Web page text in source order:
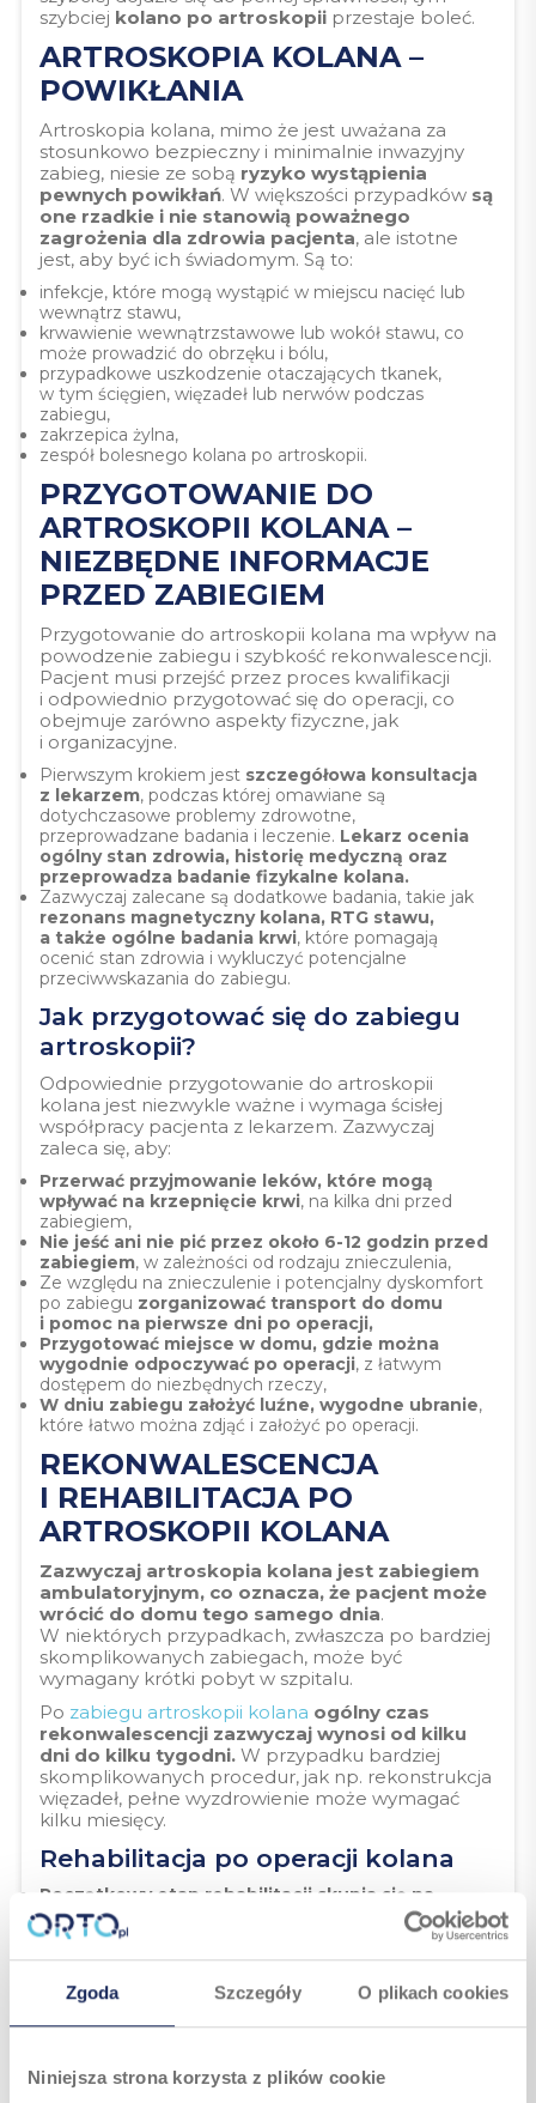
Zgoda Szczegóły O plikach cookies
Niniejsza strona korzysta z plików cookie
szybciej kolano po artroskopii przestaje boleć.
ARTROSKOPIA KOLANA –
POWIKŁANIA
Artroskopia kolana, mimo że jest uważana za
stosunkowo bezpieczny i minimalnie inwazyjny
zabieg, niesie ze sobą ryzyko wystąpienia
pewnych powikłań. W większości przypadków są
one rzadkie i nie stanowią poważnego
zagrożenia dla zdrowia pacjenta, ale istotne
jest, aby być ich świadomym. Są to:
infekcje, które mogą wystąpić w miejscu nacięć lub
wewnątrz stawu,
krwawienie wewnątrzstawowe lub wokół stawu, co
może prowadzić do obrzęku i bólu,
przypadkowe uszkodzenie otaczających tkanek,
w tym ścięgien, więzadeł lub nerwów podczas
zabiegu,
zakrzepica żylna,
zespół bolesnego kolana po artroskopii.
PRZYGOTOWANIE DO
ARTROSKOPII KOLANA –
NIEZBĘDNE INFORMACJE
PRZED ZABIEGIEM
Przygotowanie do artroskopii kolana ma wpływ na
powodzenie zabiegu i szybkość rekonwalescencji.
Pacjent musi przejść przez proces kwalifikacji
i odpowiednio przygotować się do operacji, co
obejmuje zarówno aspekty fizyczne, jak
i organizacyjne.
Pierwszym krokiem jest szczegółowa konsultacja
z lekarzem, podczas której omawiane są
dotychczasowe problemy zdrowotne,
przeprowadzane badania i leczenie. Lekarz ocenia
ogólny stan zdrowia, historię medyczną oraz
przeprowadza badanie fizykalne kolana.
Zazwyczaj zalecane są dodatkowe badania, takie jak
rezonans magnetyczny kolana, RTG stawu,
a także ogólne badania krwi, które pomagają
ocenić stan zdrowia i wykluczyć potencjalne
przeciwwskazania do zabiegu.
Jak przygotować się do zabiegu
artroskopii?
Odpowiednie przygotowanie do artroskopii
kolana jest niezwykle ważne i wymaga ścisłej
współpracy pacjenta z lekarzem. Zazwyczaj
zaleca się, aby:
Przerwać przyjmowanie leków, które mogą
wpływać na krzepnięcie krwi, na kilka dni przed
zabiegiem,
Nie jeść ani nie pić przez około 6-12 godzin przed
zabiegiem, w zależności od rodzaju znieczulenia,
Ze względu na znieczulenie i potencjalny dyskomfort
po zabiegu zorganizować transport do domu
i pomoc na pierwsze dni po operacji,
Przygotować miejsce w domu, gdzie można
wygodnie odpoczywać po operacji, z łatwym
dostępem do niezbędnych rzeczy,
W dniu zabiegu założyć luźne, wygodne ubranie,
które łatwo można zdjąć i założyć po operacji.
REKONWALESCENCJA
I REHABILITACJA PO
ARTROSKOPII KOLANA
Zazwyczaj artroskopia kolana jest zabiegiem
ambulatoryjnym, co oznacza, że pacjent może
wrócić do domu tego samego dnia.
W niektórych przypadkach, zwłaszcza po bardziej
skomplikowanych zabiegach, może być
wymagany krótki pobyt w szpitalu.
Po zabiegu artroskopii kolana ogólny czas
rekonwalescencji zazwyczaj wynosi od kilku
dni do kilku tygodni. W przypadku bardziej
skomplikowanych procedur, jak np. rekonstrukcja
więzadeł, pełne wyzdrowienie może wymagać
kilku miesięcy.
Rehabilitacja po operacji kolana
Początkowy etap rehabilitacji skupia się na
zmniejszeniu bólu i obrzęku, poprawie zakresu
ruchu w kolanie oraz wzmacnianiu mięśni.W tym
okresie ważne są ćwiczenia takie jak delikatne zginanie
izometryczne mięśni czworogłowych uda.
i koordynację. Mogą to być ćwiczenia z użyciem